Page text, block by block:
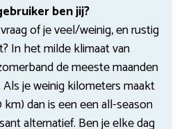
ben jij?
of je veel/weinig, en rustig
In het milde klimaat van
de meeste maanden
je weinig kilometers maakt
dan is een een all-season
alternatief. Ben je elke dag